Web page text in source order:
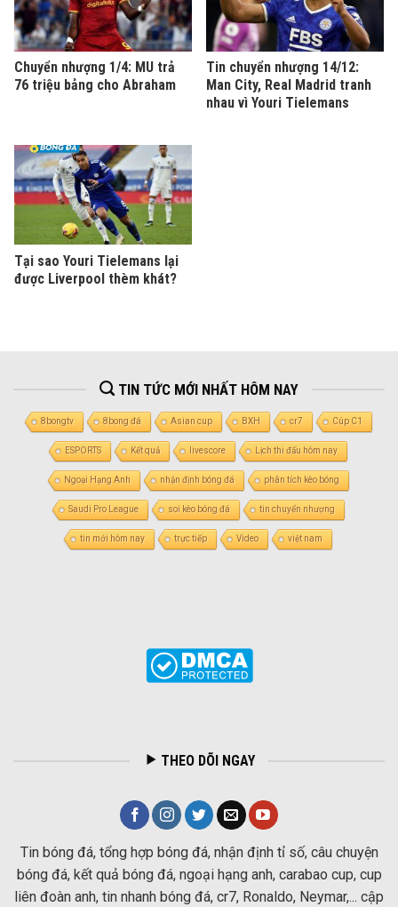
Chuyển nhượng 1/4: MU trả
76 triệu bảng cho Abraham
Tin chuyển nhượng 14/12:
Man City, Real Madrid tranh
nhau vì Youri Tielemans
Tại sao Youri Tielemans lại
được Liverpool thèm khát?
TIN TỨC MỚI NHẤT HÔM NAY
8bongtv 8bong đá Asian cup BXH cr7 Cúp C1
ESPORTS Kết quả livescore Lịch thi đấu hôm nay
Ngoại Hạng Anh nhận định bóng đá phân tích kèo bóng
Saudi Pro League soi kèo bóng đá tin chuyển nhượng
tin mới hôm nay trực tiếp Video việt nam
THEO DÕI NGAY
Tin bóng đá, tổng hợp bóng đá, nhận định tỉ số, câu chuyện
bóng đá, kết quả bóng đá, ngoại hạng anh, carabao cup, cup
liên đoàn anh, tin nhanh bóng đá, cr7, Ronaldo, Neymar,... cập